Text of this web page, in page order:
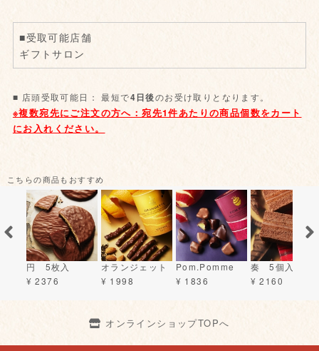
■受取可能店舗
ギフトサロン
■ 店頭受取可能日： 最短で4日後のお受け取りとなります。
こちらの商品もおすすめ
円 5枚入
¥ 2376
オランジェット
¥ 1998
Pom.Pomme
¥ 1836
奏 5個入り
¥ 2160
オンラインショップTOPへ